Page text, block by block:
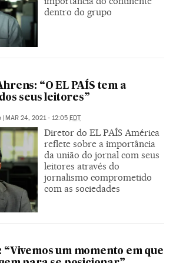
dentro do grupo
“O EL PAÍS tem a
seus leitores”
| MAR 24, 2021 - 12:05 EDT
Diretor do EL PAÍS América
reflete sobre a importância
da união do jornal com seus
leitores através do
jornalismo comprometido
com as sociedades
um momento em que